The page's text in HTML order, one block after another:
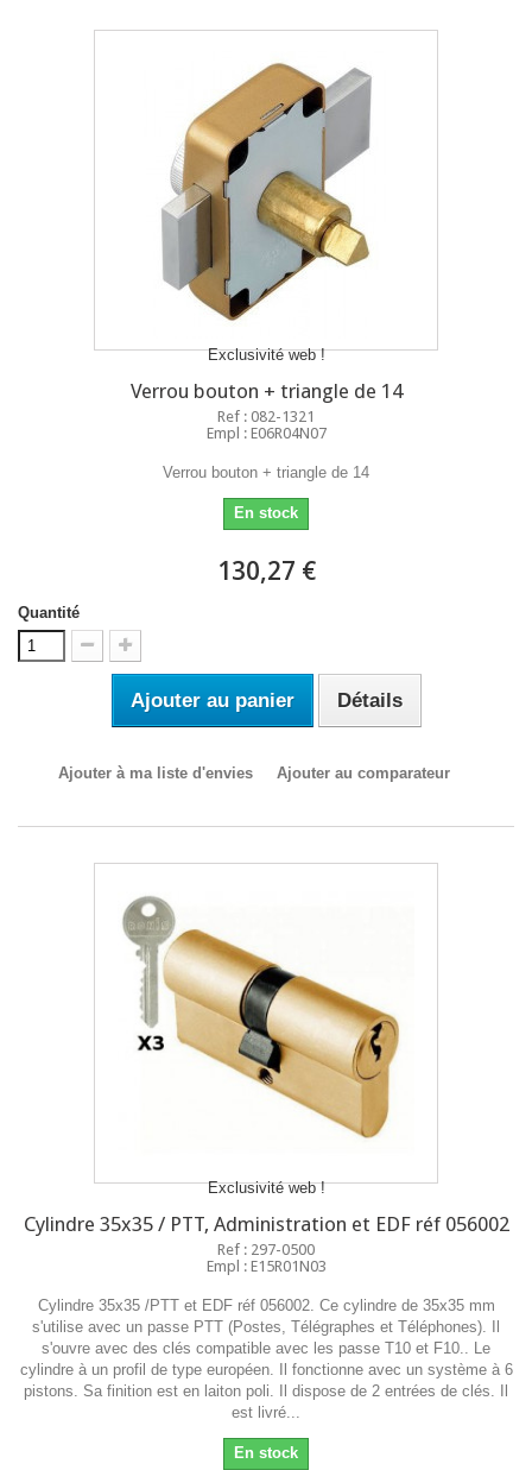
Exclusivité web !
Verrou bouton + triangle de 14
Ref : 082-1321
Empl : E06R04N07
Verrou bouton + triangle de 14
En stock
130,27 €
Quantité
Ajouter au panier Détails
Ajouter à ma liste d'envies Ajouter au comparateur
Exclusivité web !
Cylindre 35x35 / PTT, Administration et EDF réf 056002
Ref : 297-0500
Empl : E15R01N03
Cylindre 35x35 /PTT et EDF réf 056002. Ce cylindre de 35x35 mm
s'utilise avec un passe PTT (Postes, Télégraphes et Téléphones). Il
s'ouvre avec des clés compatible avec les passe T10 et F10.. Le
cylindre à un profil de type européen. Il fonctionne avec un système à 6
pistons. Sa finition est en laiton poli. Il dispose de 2 entrées de clés. Il
est livré...
En stock